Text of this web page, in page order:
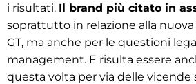
i risultati. Il brand più citato in
soprattutto in relazione alla
GT, ma anche per le questioni
management. E risulta essere
questa volta per via delle vicende